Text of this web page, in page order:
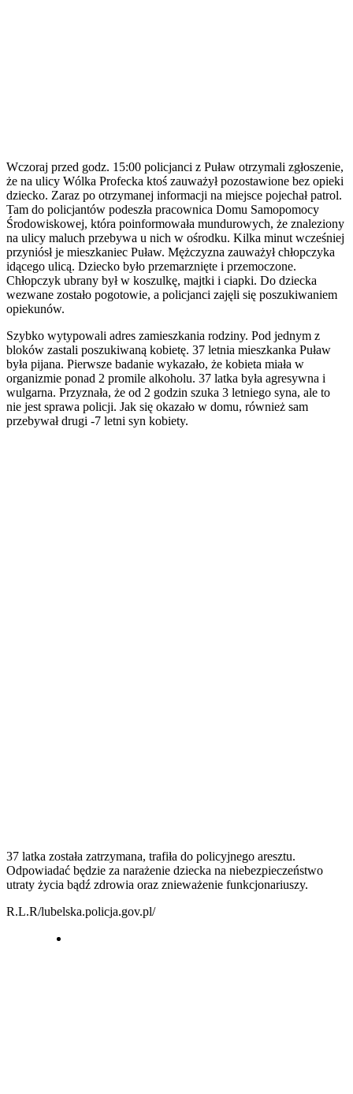
Wczoraj przed godz. 15:00 policjanci z Puław otrzymali zgłoszenie,
że na ulicy Wólka Profecka ktoś zauważył pozostawione bez opieki
dziecko. Zaraz po otrzymanej informacji na miejsce pojechał patrol.
Tam do policjantów podeszła pracownica Domu Samopomocy
Środowiskowej, która poinformowała mundurowych, że znaleziony
na ulicy maluch przebywa u nich w ośrodku. Kilka minut wcześniej
przyniósł je mieszkaniec Puław. Mężczyzna zauważył chłopczyka
idącego ulicą. Dziecko było przemarznięte i przemoczone.
Chłopczyk ubrany był w koszulkę, majtki i ciapki. Do dziecka
wezwane zostało pogotowie, a policjanci zajęli się poszukiwaniem
opiekunów.
Szybko wytypowali adres zamieszkania rodziny. Pod jednym z
bloków zastali poszukiwaną kobietę. 37 letnia mieszkanka Puław
była pijana. Pierwsze badanie wykazało, że kobieta miała w
organizmie ponad 2 promile alkoholu. 37 latka była agresywna i
wulgarna. Przyznała, że od 2 godzin szuka 3 letniego syna, ale to
nie jest sprawa policji. Jak się okazało w domu, również sam
przebywał drugi -7 letni syn kobiety.
37 latka została zatrzymana, trafiła do policyjnego aresztu.
Odpowiadać będzie za narażenie dziecka na niebezpieczeństwo
utraty życia bądź zdrowia oraz znieważenie funkcjonariuszy.
R.L.R/lubelska.policja.gov.pl/